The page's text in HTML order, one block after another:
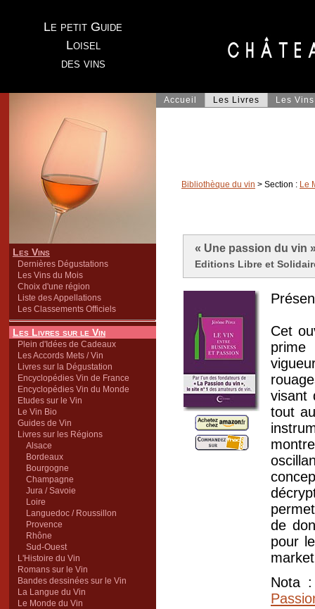
Le petit Guide
Loisel
des vins
Les Vins
Dernières Dégustations
Les Vins du Mois
Choix d'une région
Liste des Appellations
Les Classements Officiels
Les Livres sur le Vin
Plein d'Idées de Cadeaux
Les Accords Mets / Vin
Livres sur la Dégustation
Encyclopédies Vin de France
Encyclopédies Vin du Monde
Etudes sur le Vin
Le Vin Bio
Guides de Vin
Livres sur les Régions
Alsace
Bordeaux
Bourgogne
Champagne
Jura / Savoie
Loire
Languedoc / Roussillon
Provence
Rhône
Sud-Ouest
L'Histoire du Vin
Romans sur le Vin
Bandes dessinées sur le Vin
La Langue du Vin
Le Monde du Vin
Accueil Les Livres Les Vins
Bibliothèque du vin > Section : Le
« Une passion du vin
Editions Libre et
Cet
prime
visant
tout
de
pour
Nota